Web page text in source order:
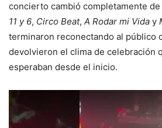
concierto cambió completamente
11 y 6, Circo Beat, A Rodar mi Vida y
terminaron reconectando al público
devolvieron el clima de celebración
esperaban desde el inicio.